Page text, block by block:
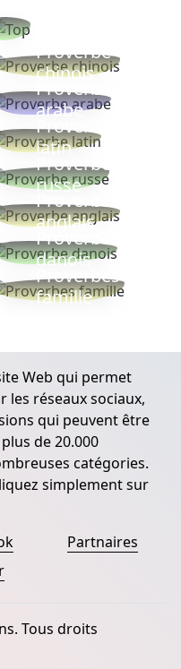
Proverbe
chinois
Proverbe
arabe
Proverbe
latin
Proverbe
russe
Proverbe
anglais
Proverbe
danois
Proverbes
famille
Web qui permet
réseaux sociaux,
qui peuvent être
de 20.000
catégories.
simplement sur
Partnaires
Tous droits